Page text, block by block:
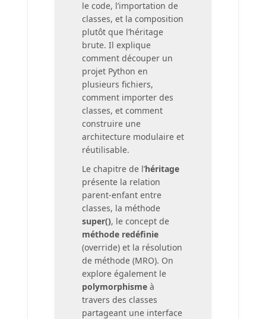
le code, l’importation de
classes, et la composition
plutôt que l’héritage
brute. Il explique
comment découper un
projet Python en
plusieurs fichiers,
comment importer des
classes, et comment
construire une
architecture modulaire et
réutilisable.
Le chapitre de l’héritage
présente la relation
parent-enfant entre
classes, la méthode
super(), le concept de
méthode redéfinie
(override) et la résolution
de méthode (MRO). On
explore également le
polymorphismeà
travers des classes
partageant une interface